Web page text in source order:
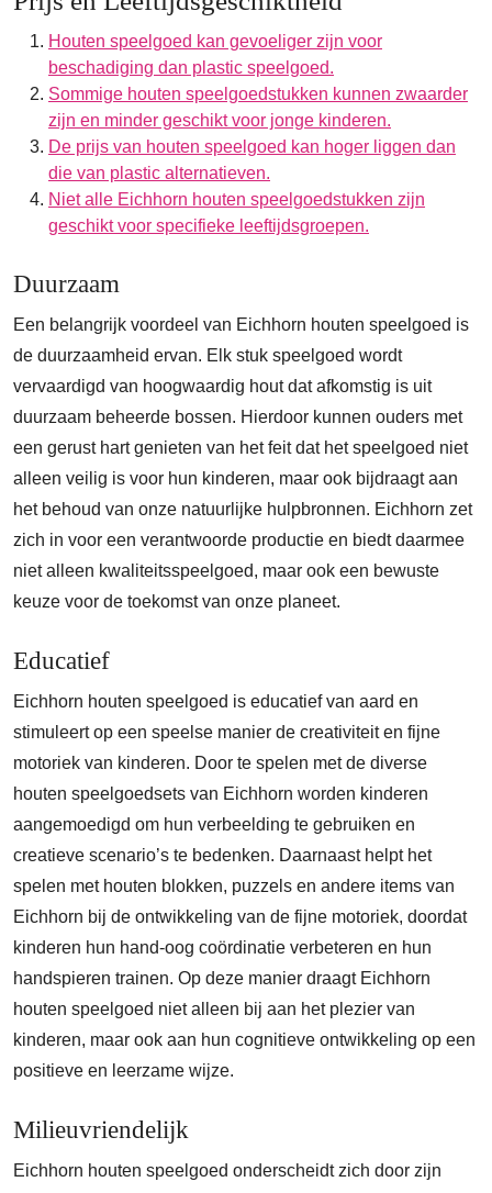
Houten speelgoed kan gevoeliger zijn voor
beschadiging dan plastic speelgoed.
Sommige houten speelgoedstukken kunnen zwaarder
zijn en minder geschikt voor jonge kinderen.
De prijs van houten speelgoed kan hoger liggen dan
die van plastic alternatieven.
Niet alle Eichhorn houten speelgoedstukken zijn
geschikt voor specifieke leeftijdsgroepen.
Duurzaam
Een belangrijk voordeel van Eichhorn houten speelgoed is
de duurzaamheid ervan. Elk stuk speelgoed wordt
vervaardigd van hoogwaardig hout dat afkomstig is uit
duurzaam beheerde bossen. Hierdoor kunnen ouders met
een gerust hart genieten van het feit dat het speelgoed niet
alleen veilig is voor hun kinderen, maar ook bijdraagt aan
het behoud van onze natuurlijke hulpbronnen. Eichhorn zet
zich in voor een verantwoorde productie en biedt daarmee
niet alleen kwaliteitsspeelgoed, maar ook een bewuste
keuze voor de toekomst van onze planeet.
Educatief
Eichhorn houten speelgoed is educatief van aard en
stimuleert op een speelse manier de creativiteit en fijne
motoriek van kinderen. Door te spelen met de diverse
houten speelgoedsets van Eichhorn worden kinderen
aangemoedigd om hun verbeelding te gebruiken en
creatieve scenario’s te bedenken. Daarnaast helpt het
spelen met houten blokken, puzzels en andere items van
Eichhorn bij de ontwikkeling van de fijne motoriek, doordat
kinderen hun hand-oog coördinatie verbeteren en hun
handspieren trainen. Op deze manier draagt Eichhorn
houten speelgoed niet alleen bij aan het plezier van
kinderen, maar ook aan hun cognitieve ontwikkeling op een
positieve en leerzame wijze.
Milieuvriendelijk
Eichhorn houten speelgoed onderscheidt zich door zijn